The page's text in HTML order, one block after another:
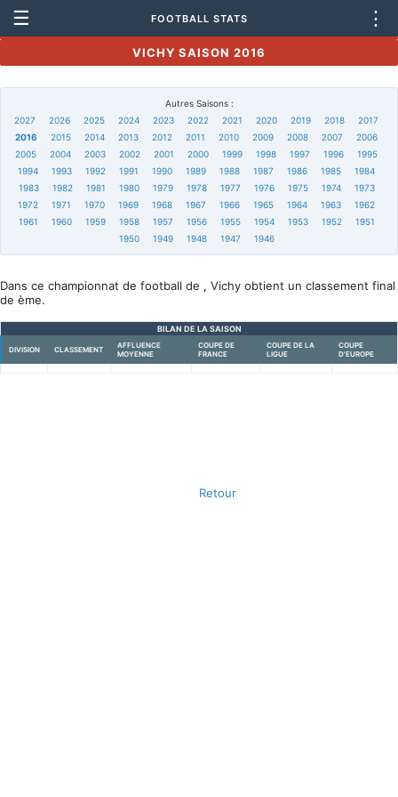
☰ FOOTBALL STATS ⋮
VICHY SAISON 2016
Autres Saisons :
2027
2026 2025 2024 2023 2022 2021 2020 2019 2018
2017
2016
2015 2014 2013 2012 2011 2010 2009 2008 2007
2006
2005
2004 2003 2002 2001 2000 1999 1998 1997 1996
1995
1994
1993 1992 1991 1990 1989 1988 1987 1986 1985
1984
1983
1982 1981 1980 1979 1978 1977 1976 1975 1974
1973
1972
1971 1970 1969 1968 1967 1966 1965 1964 1963
1962
1961
1960 1959 1958 1957 1956 1955 1954 1953 1952
1951
1950
1949 1948 1947 1946
Dans ce championnat de football de , Vichy obtient un classement final
de ème.
BILAN DE LA SAISON
DIVISION CLASSEMENT
AFFLUENCE
MOYENNE
COUPE DE
FRANCE
COUPE DE LA
LIGUE
COUPE
D'EUROPE
Retour